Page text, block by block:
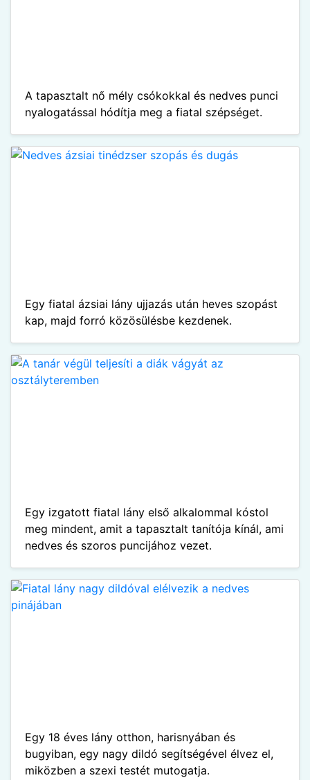
A tapasztalt nő mély csókokkal és nedves punci
nyalogatással hódítja meg a fiatal szépséget.
Egy fiatal ázsiai lány ujjazás után heves szopást
kap, majd forró közösülésbe kezdenek.
Egy izgatott fiatal lány első alkalommal kóstol
meg mindent, amit a tapasztalt tanítója kínál, ami
nedves és szoros puncijához vezet.
Egy 18 éves lány otthon, harisnyában és
bugyiban, egy nagy dildó segítségével élvez el,
miközben a szexi testét mutogatja.